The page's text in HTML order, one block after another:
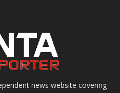
news website covering